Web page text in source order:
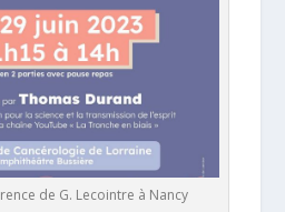
de G. Lecointre à Nancy